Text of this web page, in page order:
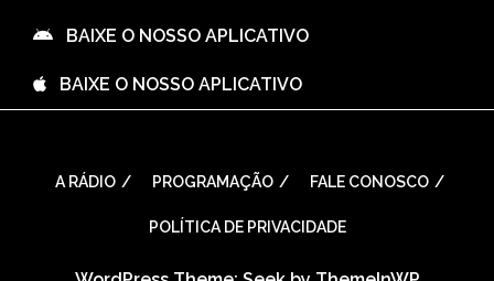
⠀BAIXE O NOSSO APLICATIVO
⠀BAIXE O NOSSO APLICATIVO
A RÁDIO PROGRAMAÇÃO FALE CONOSCO
POLÍTICA DE PRIVACIDADE